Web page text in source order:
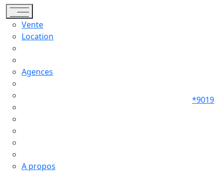
Toggle navigation
Vente
Location
Agences
A propos
*9019